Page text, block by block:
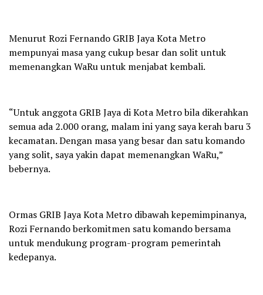
Menurut Rozi Fernando GRIB Jaya Kota Metro
mempunyai masa yang cukup besar dan solit untuk
memenangkan WaRu untuk menjabat kembali.
“Untuk anggota GRIB Jaya di Kota Metro bila dikerahkan
semua ada 2.000 orang, malam ini yang saya kerah baru 3
kecamatan. Dengan masa yang besar dan satu komando
yang solit, saya yakin dapat memenangkan WaRu,”
bebernya.
Ormas GRIB Jaya Kota Metro dibawah kepemimpinanya,
Rozi Fernando berkomitmen satu komando bersama
untuk mendukung program-program pemerintah
kedepanya.